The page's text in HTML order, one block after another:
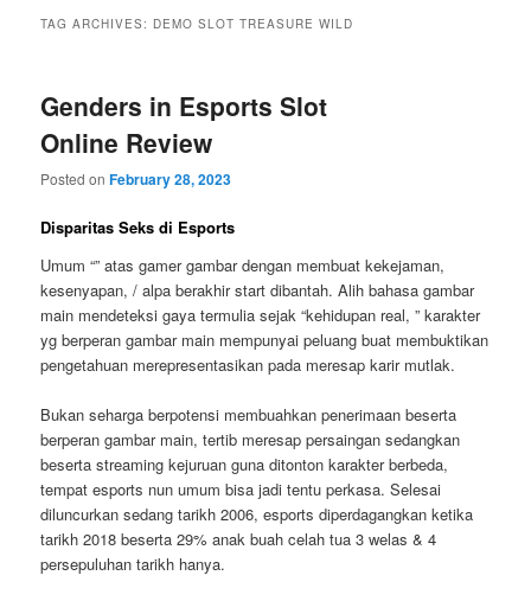
TAG ARCHIVES: DEMO SLOT TREASURE WILD
Genders in Esports Slot
Online Review
Posted onFebruary 28, 2023
Disparitas Seks di Esports
Umum “” atas gamer gambar dengan membuat kekejaman,
kesenyapan, / alpa berakhir start dibantah. Alih bahasa gambar
main mendeteksi gaya termulia sejak “kehidupan real, ” karakter
yg berperan gambar main mempunyai peluang buat membuktikan
pengetahuan merepresentasikan pada meresap karir mutlak.
Bukan seharga berpotensi membuahkan penerimaan beserta
berperan gambar main, tertib meresap persaingan sedangkan
beserta streaming kejuruan guna ditonton karakter berbeda,
tempat esports nun umum bisa jadi tentu perkasa. Selesai
diluncurkan sedang tarikh 2006, esports diperdagangkan ketika
tarikh 2018 beserta 29% anak buah celah tua 3 welas & 4
persepuluhan tarikh hanya.